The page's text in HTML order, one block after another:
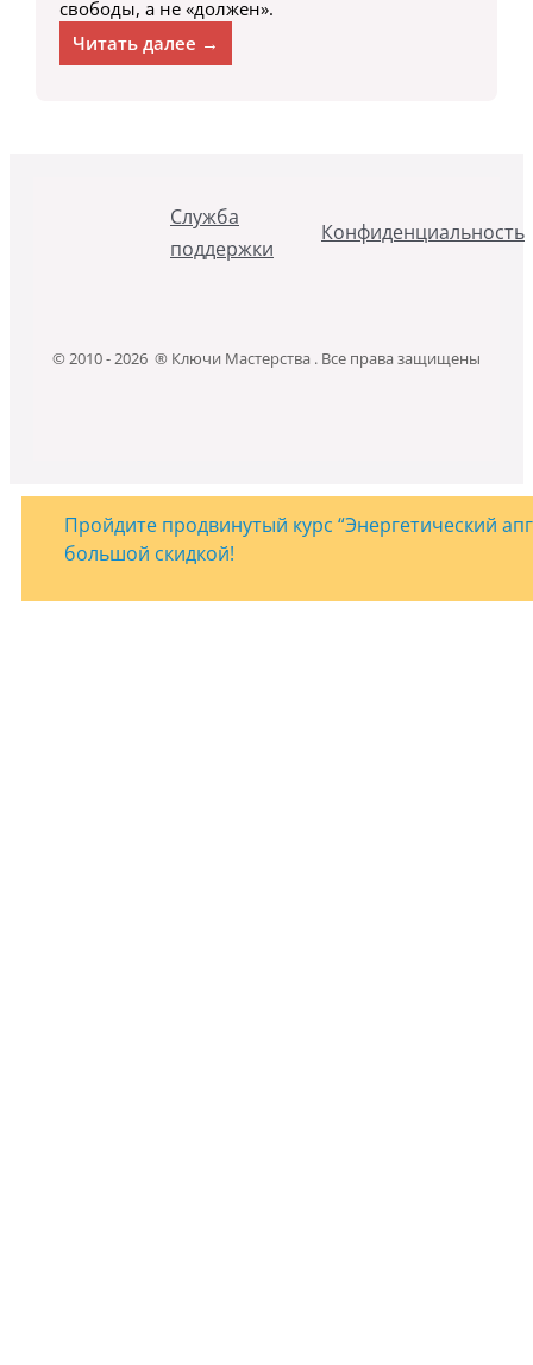
свободы, а не «должен».
Читать далее →
Служба
поддержки
Конфиденциальность
© 2010 - 2026 ® Ключи Мастерства . Все права защищены
Пройдите продвинутый курс “Энергетический
большой скидкой!